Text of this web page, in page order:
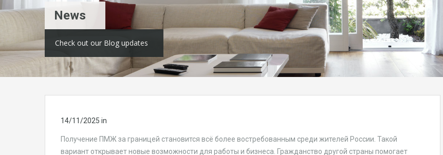
News
Check out our Blog updates
14/11/2025 in
Получение ПМЖ за границей становится всё более востребованным среди жителей России. Такой
вариант открывает новые возможности для работы и бизнеса. Гражданство другой страны помогает